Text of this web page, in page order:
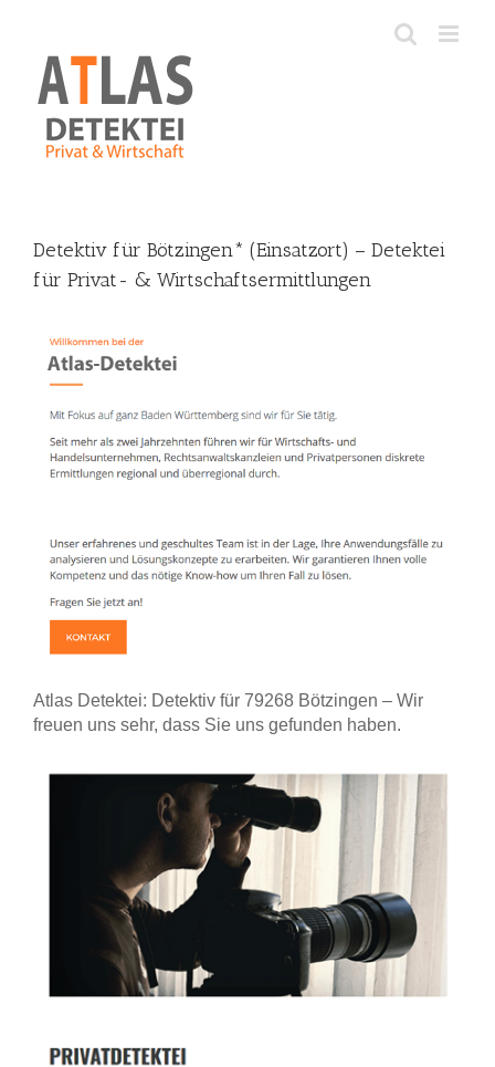
content
Detektiv für Bötzingen* (Einsatzort) – Detektei
für Privat- & Wirtschaftsermittlungen
Atlas Detektei: Detektiv für 79268 Bötzingen – Wir
freuen uns sehr, dass Sie uns gefunden haben.